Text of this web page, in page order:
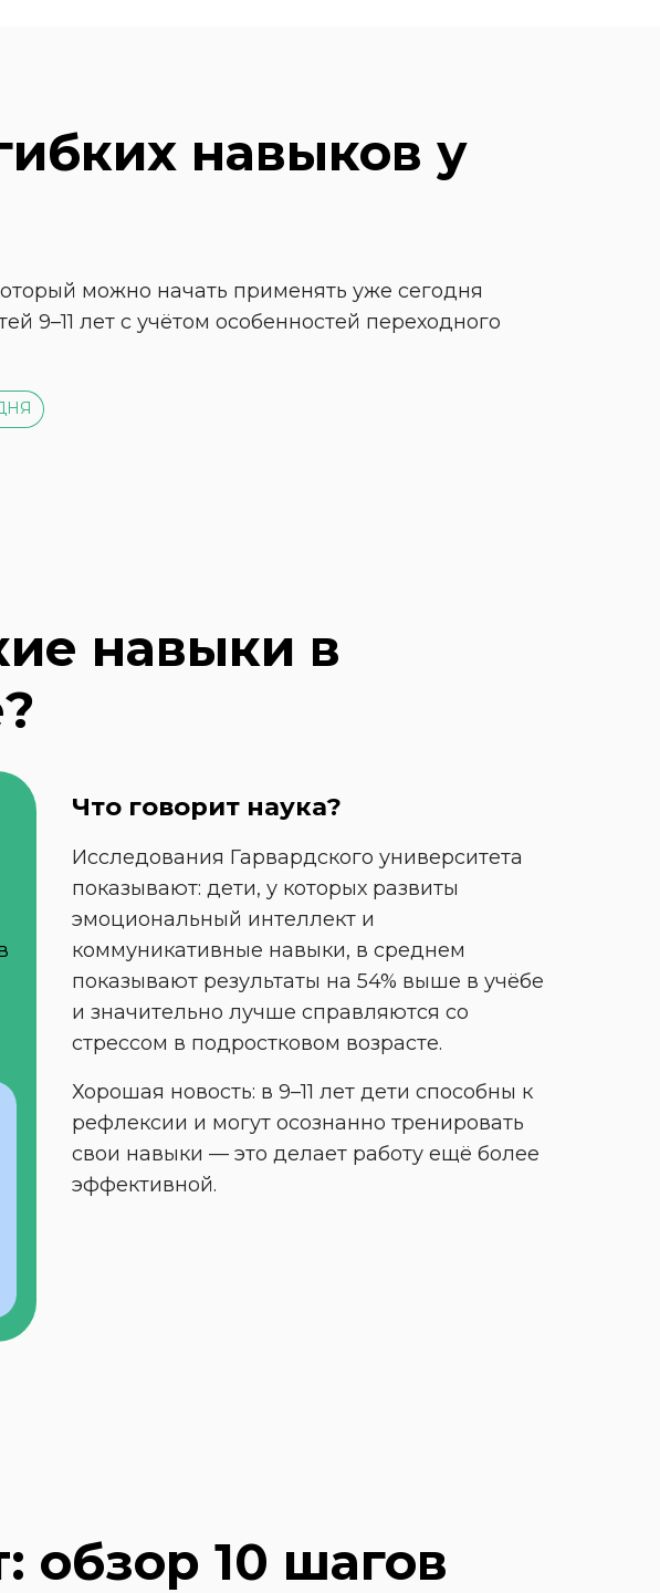
навыков у
можно начать применять уже сегодня
9–11 лет с учётом особенностей переходного
навыки в
Что говорит наука?
Исследования Гарвардского университета
показывают: дети, у которых развиты
эмоциональный интеллект и
коммуникативные навыки, в среднем
показывают результаты на 54% выше в учёбе
и значительно лучше справляются со
стрессом в подростковом возрасте.
Хорошая новость: в 9–11 лет дети способны к
рефлексии и могут осознанно тренировать
свои навыки — это делает работу ещё более
эффективной.
обзор 10 шагов